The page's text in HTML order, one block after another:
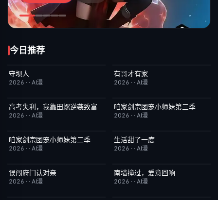
今日推荐
完结
守坝人
2026 · · AI漫
完结
有哥才有家
2026 · · AI漫
完结 7.0
高考失利，我靠田螺逆袭致富
2026 · · AI漫
已完结 6.0
咱家剑宗团宠小师妹第三季
2026 · · AI漫
已完结 6.0
咱家剑宗团宠小师妹第二季
2026 · · AI漫
完结
生活甜了一度
2026 · · AI漫
完结
误闯府门认对亲
2026 · · AI漫
完结
南墙撞过，爱意回响
2026 · · AI漫